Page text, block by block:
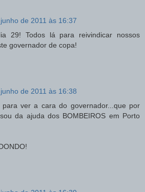
de 2011 às 16:37
29! Todos lá para reivindicar nossos
governador de copa!
de 2011 às 16:38
ver a cara do governador...que por
da ajuda dos BOMBEIROS em Porto